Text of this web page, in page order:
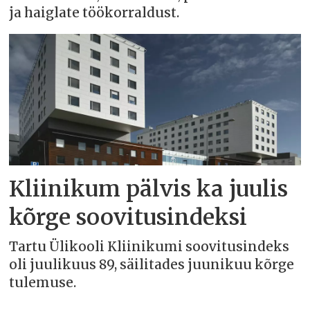
ja haiglate töökorraldust.
Kliinikum pälvis ka juulis
kõrge soovitusindeksi
Tartu Ülikooli Kliinikumi soovitusindeks
oli juulikuus 89, säilitades juunikuu kõrge
tulemuse.